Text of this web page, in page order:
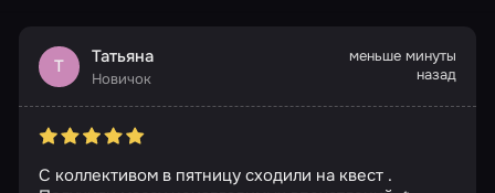
Т Татьяна
Новичок
меньше минуты
назад
С коллективом в пятницу сходили на квест .